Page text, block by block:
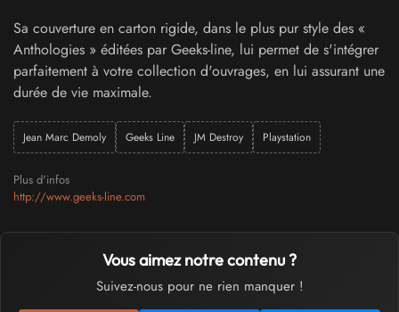
Sa couverture en carton rigide, dans le plus pur style des «
Anthologies » éditées par Geeks-line, lui permet de s'intégrer
parfaitement à votre collection d'ouvrages, en lui assurant une
durée de vie maximale.
Jean Marc Demoly Geeks Line JM Destroy Playstation
Plus d'infos
http://www.geeks-line.com
Vous aimez notre contenu ?
Suivez-nous pour ne rien manquer !